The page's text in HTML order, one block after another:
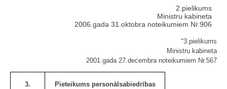
2.pielikums
Ministru kabineta
2006.gada 31.oktobra noteikumiem Nr.906
"3.pielikums
Ministru kabineta
2001.gada 27.decembra noteikumiem Nr.567
3.
Pieteikums personālsabiedrības